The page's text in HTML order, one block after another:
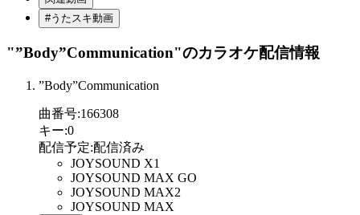
#うたスキ動画
"”Body”Communication"のカラオケ配信情報
”Body”Communication
曲番号:166308
キー:0
配信予定:配信済み
JOYSOUND X1
JOYSOUND MAX GO
JOYSOUND MAX2
JOYSOUND MAX